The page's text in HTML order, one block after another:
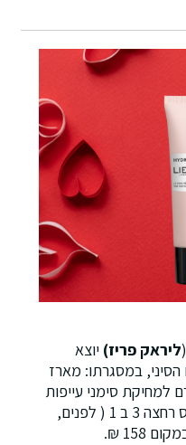
(ליראק פריז) יוצא
הסיני, במסגרתו: מארז
ג'ל קרם למחיקת סימני עייפות
המעניק אנרגיה וחיוניות וג'ל-מוס רחצה 3 ב 1 ( לפנים,